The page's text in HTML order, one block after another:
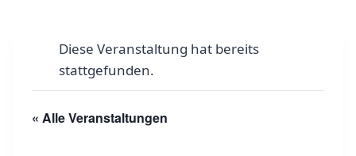
Diese Veranstaltung hat bereits
stattgefunden.
« Alle Veranstaltungen